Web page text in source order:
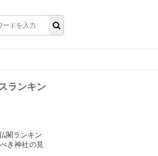
ランキン
閣ランキン
き神社の見